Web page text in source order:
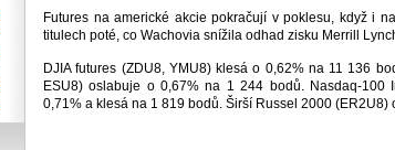
Futures na americké akcie pokračují v poklesu, když i
titulech poté, co Wachovia snížila odhad zisku Merrill
DJIA futures (ZDU8, YMU8) klesá o 0,62% na 11 136
ESU8) oslabuje o 0,67% na 1 244 bodů. Nasdaq-100
0,71% a klesá na 1 819 bodů. Širší Russel 2000